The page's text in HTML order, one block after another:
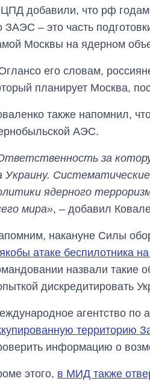
добавили, что рф
ЗАЭС – это часть
Москвы на ядерном
его словам,
планирует Москва,
также напомнил,
АЭС.
за
Украину.
ядерного
мира», – добавил
накануне Силы
атаке беспилотника
назвали такие
дискредитировать
агентство по
территорию
информацию о
этого, в МИД также